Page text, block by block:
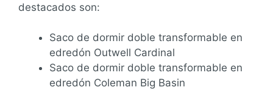
destacados son:
Saco de dormir doble transformable en
edredón Outwell Cardinal
Saco de dormir doble transformable en
edredón Coleman Big Basin